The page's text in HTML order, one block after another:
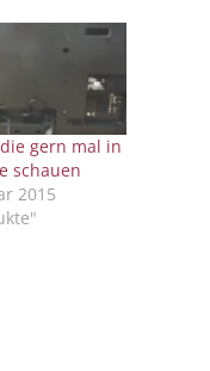
gern mal in
schauen
2015